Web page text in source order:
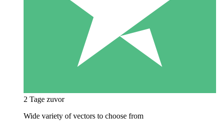
2 Tage zuvor
Wide variety of vectors to choose from